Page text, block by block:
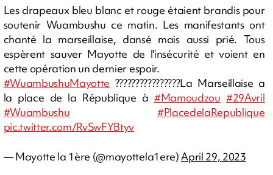
Les drapeaux bleu blanc et rouge étaient brandis pour
soutenir Wuambushu ce matin. Les manifestants ont
chanté la marseillaise, dansé mais aussi prié. Tous
espèrent sauver Mayotte de l'insécurité et voient en
cette opération un dernier espoir.
#WuambushuMayotte ????????????????La Marseillaise a
la place de la République à #Mamoudzou #29Avril
#Wuambushu
#PlacedelaRepublique
pic.twitter.com/RvSwFYBtyv
— Mayotte la 1ère (@mayottela1ere)April 29, 2023